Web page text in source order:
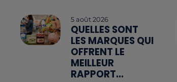
5 août 2026
QUELLES SONT
LES MARQUES QUI
OFFRENT LE
MEILLEUR
RAPPORT...